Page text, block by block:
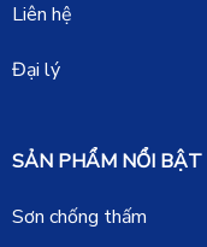
Liên hệ
Đại lý
SẢN PHẨM NỔI BẬT
Sơn chống thấm